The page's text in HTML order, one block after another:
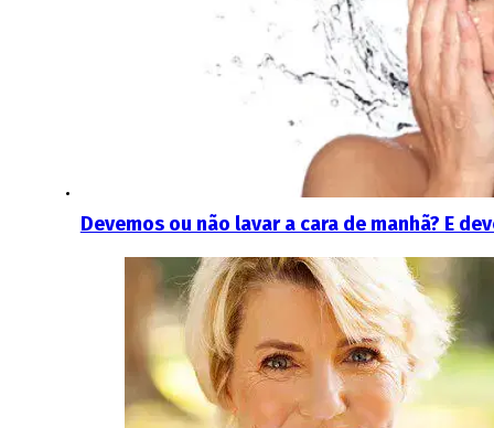
Devemos ou não lavar a cara de manhã? E